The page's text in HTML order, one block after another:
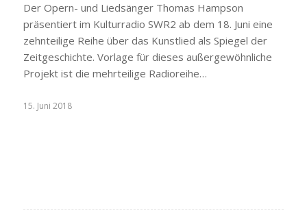
Der Opern- und Liedsänger Thomas Hampson
präsentiert im Kulturradio SWR2 ab dem 18. Juni eine
zehnteilige Reihe über das Kunstlied als Spiegel der
Zeitgeschichte. Vorlage für dieses außergewöhnliche
Projekt ist die mehrteilige Radioreihe…
15. Juni 2018